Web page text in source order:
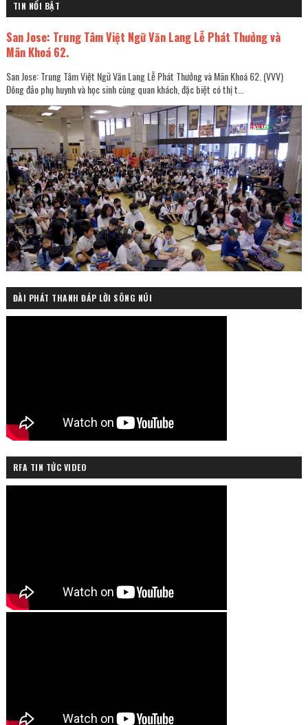
TIN NỔI BẬT
San Jose: Trung Tâm Việt Ngữ Văn Lang Lễ Phát Thưởng và
Mãn Khoá 62.
San Jose: Trung Tâm Việt Ngữ Văn Lang Lễ Phát Thưởng và Mãn Khoá 62. (VVV)
Đông đảo phụ huynh và học sinh cùng quan khách, đặc biệt có thị t...
ĐÀI PHÁT THANH ĐÁP LỜI SÔNG NÚI
RFA TIN TỨC VIDEO